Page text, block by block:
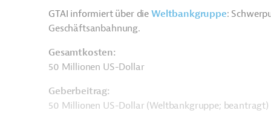
GTAI informiert über die Weltbankgruppe:
Geschäftsanbahnung.
Gesamtkosten:
50 Millionen US-Dollar
Geberbeitrag:
50 Millionen US-Dollar (Weltbankgruppe; beantragt)